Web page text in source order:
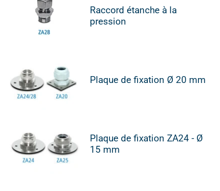
Raccord étanche à la
pression
Plaque de fixation Ø 20 mm
Plaque de fixation ZA24 - Ø
15 mm